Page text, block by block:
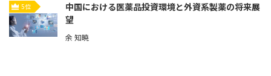
5位
中国における医薬品投資環境と外資系製薬の将来展
望
余 知暁